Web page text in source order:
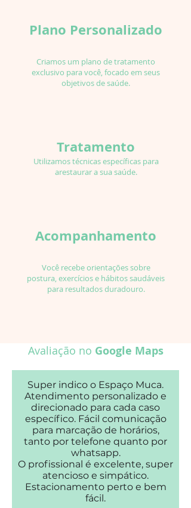
Plano Personalizado
Criamos um plano de tratamento
exclusivo para você, focado em seus
objetivos de saúde.
Tratamento
Utilizamos técnicas específicas para
arestaurar a sua saúde.
​Acompanhamento
Você recebe orientações sobre
postura, exercícios e hábitos saudáveis
para resultados duradouro.
Avaliação no Google Maps
Super indico o Espaço Muca.
Atendimento personalizado e
direcionado para cada caso
específico. Fácil comunicação
para marcação de horários,
tanto por telefone quanto por
whatsapp.
O profissional é excelente, super
atencioso e simpático.
Estacionamento perto e bem
fácil.